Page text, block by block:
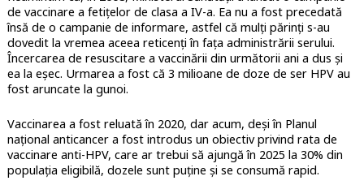
de vaccinare a fetițelor de clasa a IV-a. Ea nu a fost precedată
însă de o campanie de informare, astfel că mulți părinți s-au
dovedit la vremea aceea reticenți în fața administrării serului.
Încercarea de resuscitare a vaccinării din următorii ani a dus și
ea la eșec. Urmarea a fost că 3 milioane de doze de ser HPV au
fost aruncate la gunoi.
Vaccinarea a fost reluată în 2020, dar acum, deși în Planul
național anticancer a fost introdus un obiectiv privind rata de
vaccinare anti-HPV, care ar trebui să ajungă în 2025 la 30% din
populația eligibilă, dozele sunt puține și se consumă rapid.